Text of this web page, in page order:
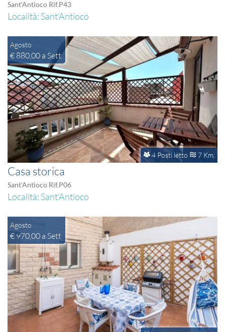
Sant'Antioco Rif.P43
Località: Sant'Antioco
Agosto
€ 880,00 a Sett.
4 Posti letto 7 Km.
Casa storica
Sant'Antioco Rif.P06
Località: Sant'Antioco
Agosto
€ 970,00 a Sett.